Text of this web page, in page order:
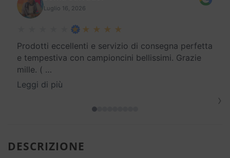
Luglio 16, 2026
Prodotti eccellenti e servizio di consegna perfetta
e tempestiva con campioncini bellissimi. Grazie
mille. ( …
Leggi di più
›
DESCRIZIONE